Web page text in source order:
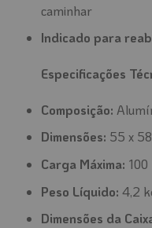
caminhar
Indicado para
Especificações
Composição:
Dimensões: 55 x
Carga Máxima: 100
Peso Líquido: 4,2
Dimensões da